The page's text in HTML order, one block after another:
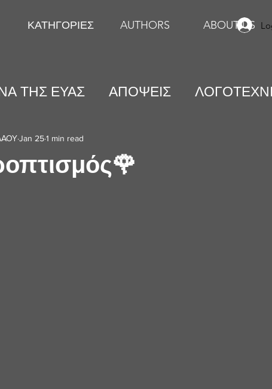
ΚΑΤΗΓΟΡΙΕΣ AUTHORS ABOUT US
ΤΗΣ ΕΥΑΣ ΑΠΟΨΕΙΣ
ΕΙΚΑΣΤΙΚΕΣ ΤΕΧΝΕΣ
Jan 251 min read